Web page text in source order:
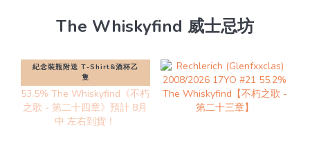
The Whiskyfind 威士忌坊
紀念裝瓶附送 T-Shirt&酒杯乙
隻